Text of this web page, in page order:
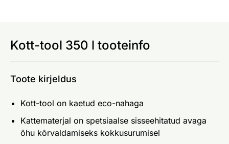
Kott-tool 350 l tooteinfo
Toote kirjeldus
Kott-tool on kaetud eco-nahaga
Kattematerjal on spetsiaalse sisseehitatud avaga
õhu kõrvaldamiseks kokkusurumisel